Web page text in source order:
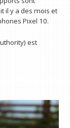
il y a des mois et
Pixel 10.
est